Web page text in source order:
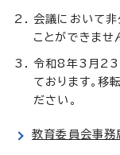
会議において非
ことができませ
令和8年3月23
ております。移
ださい。
教育委員会事務